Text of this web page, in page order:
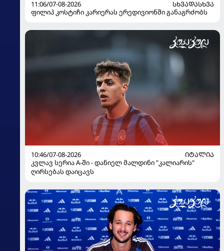
11:06/07-08-2026
ᲡᲮᲕᲐᲓᲐᲡᲮᲕᲐ
ფილიპ კოსტიჩი კარიერას ერედივიონში განაგრძობს
10:46/07-08-2026
ᲘᲢᲐᲚᲘᲐ
კვლავ სერია A-ში - დანიელ მალდინი "კალიარის"
ღირსებას დაიცავს